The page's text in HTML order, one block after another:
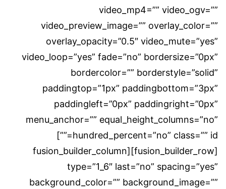
video_mp4=”” video_ogv=””
video_preview_image=”” overlay_color=””
overlay_opacity=”0.5″ video_mute=”yes”
video_loop=”yes” fade=”no” bordersize=”0px”
bordercolor=”” borderstyle=”solid”
paddingtop=”1px” paddingbottom=”3px”
paddingleft=”0px” paddingright=”0px”
menu_anchor=”” equal_height_columns=”no”
hundred_percent=”no” class=”” id=””]
[fusion_builder_row][fusion_builder_column
type=”1_6″ last=”no” spacing=”yes”
background_color=”” background_image=””